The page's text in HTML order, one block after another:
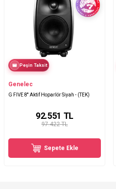
Peşin Taksit
Genelec
G FIVE 8'' Aktif Hoparlör Siyah - (TEK)
97.422 TL
92.551 TL
Sepete Ekle